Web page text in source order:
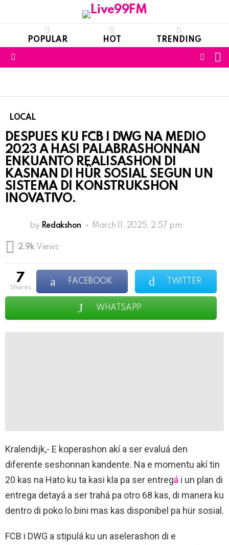
POPULAR HOT TRENDING
LOCAL
DESPUES KU FCB I DWG NA MEDIO
2023 A HASI PALABRASHONNAN
ENKUANTO REALISASHON DI
KASNAN DI HÜR SOSIAL SEGUN UN
SISTEMA DI KONSTRUKSHON
INOVATIVO.
by Redakshon March 11, 2025, 2:57 pm
2.9k Views
7
shares
FACEBOOK TWITTER
WHATSAPP
Kralendijk,- E koperashon akí a ser evaluá den
diferente seshonnan kandente. Na e momentu akítin
20 kas na Hato ku ta kasi kla pa ser entregá i un plan di
entrega detayá a ser trahá pa otro 68 kas, di manera ku
dentro di poko lo bini mas kas disponibel pa hür sosial.
FCB i DWG a stipulá ku un aselerashon di e